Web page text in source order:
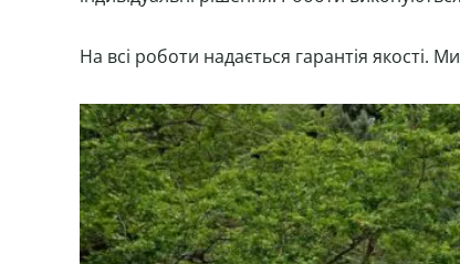
На всі роботи надається гарантія якості.